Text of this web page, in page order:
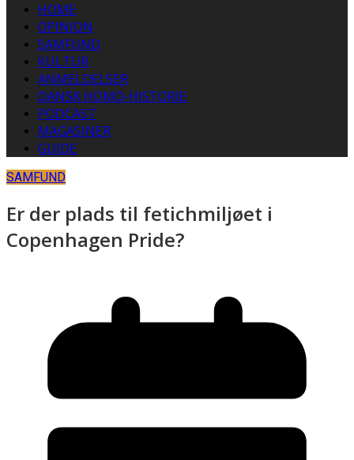
HOME
OPINION
SAMFUND
KULTUR
ANMELDELSER
DANSK HOMO-HISTORIE
PODCAST
MAGASINER
GUIDE
SAMFUND
Er der plads til fetichmiljøet i
Copenhagen Pride?